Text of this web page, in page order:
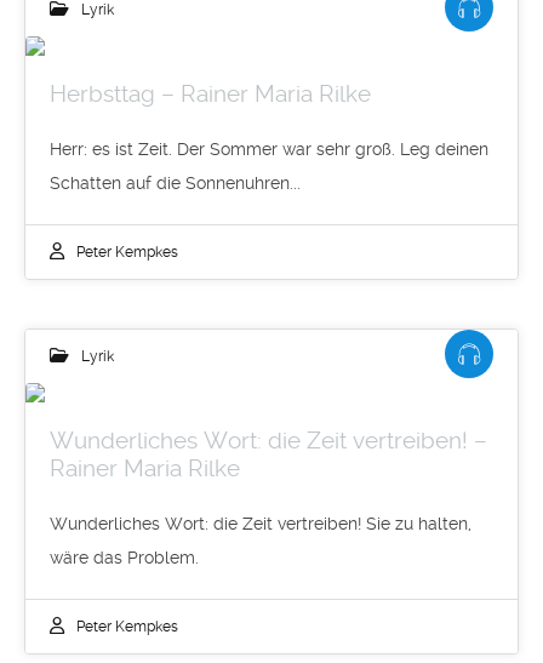
Lyrik
Herbsttag – Rainer Maria Rilke
Herr: es ist Zeit. Der Sommer war sehr groß. Leg deinen
Schatten auf die Sonnenuhren...
Peter Kempkes
Lyrik
Wunderliches Wort: die Zeit vertreiben! –
Rainer Maria Rilke
Wunderliches Wort: die Zeit vertreiben! Sie zu halten,
wäre das Problem.
Peter Kempkes